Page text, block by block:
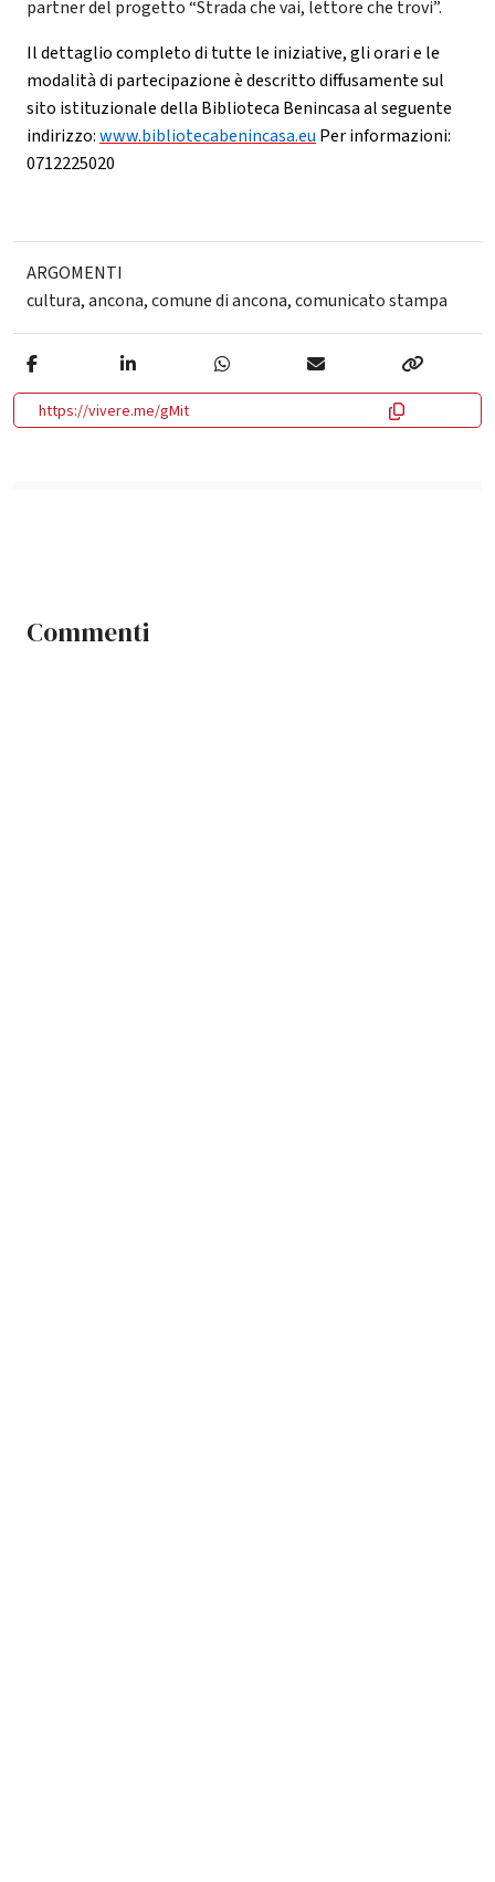
partner del progetto “Strada che vai, lettore che trovi”.
Il dettaglio completo di tutte le iniziative, gli orari e le
modalità di partecipazione è descritto diffusamente sul
sito istituzionale della Biblioteca Benincasa al seguente
indirizzo:www.bibliotecabenincasa.eu Per informazioni:
0712225020
ARGOMENTI
cultura,ancona,comune di ancona,comunicato stampa
https://vivere.me/gMit
Commenti